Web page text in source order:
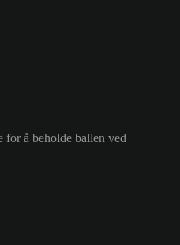
å beholde ballen ved